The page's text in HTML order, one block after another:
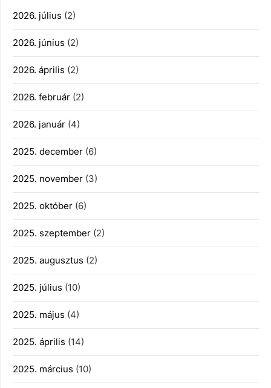
2026. július (2)
2026. június (2)
2026. április (2)
2026. február (2)
2026. január (4)
2025. december (6)
2025. november (3)
2025. október (6)
2025. szeptember (2)
2025. augusztus (2)
2025. július (10)
2025. május (4)
2025. április (14)
2025. március (10)